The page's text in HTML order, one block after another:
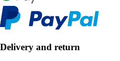
Delivery and return